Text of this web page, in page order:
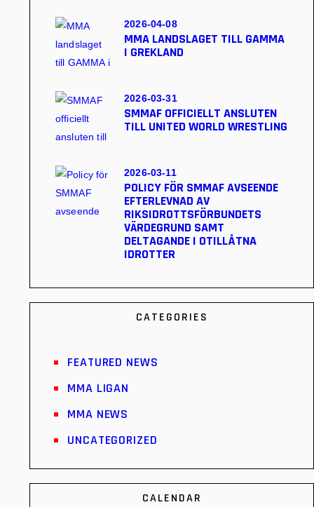
MMA LANDSLAGET TILL GAMMA
I GREKLAND
2026-04-08
SMMAF OFFICIELLT ANSLUTEN
TILL UNITED WORLD WRESTLING
2026-03-31
POLICY FÖR SMMAF AVSEENDE
EFTERLEVNAD AV
RIKSIDROTTSFÖRBUNDETS
VÄRDEGRUND SAMT
DELTAGANDE I OTILLÅTNA
IDROTTER
2026-03-11
CATEGORIES
FEATURED NEWS
MMA LIGAN
MMA NEWS
UNCATEGORIZED
CALENDAR